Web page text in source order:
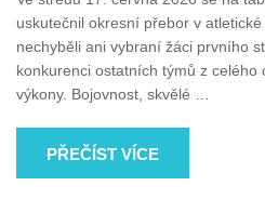
uskutečnil okresní přebor v
nechyběli ani vybraní žáci prvního
konkurenci ostatních týmů z celého
výkony. Bojovnost, skvělé
PŘEČÍST VÍCE